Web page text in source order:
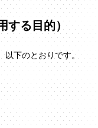
する目的）
下のとおりです。